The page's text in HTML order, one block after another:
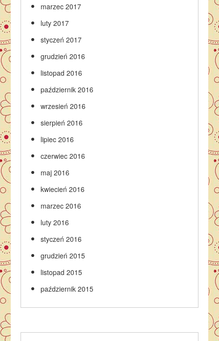
marzec 2017
luty 2017
styczeń 2017
grudzień 2016
listopad 2016
październik 2016
wrzesień 2016
sierpień 2016
lipiec 2016
czerwiec 2016
maj 2016
kwiecień 2016
marzec 2016
luty 2016
styczeń 2016
grudzień 2015
listopad 2015
październik 2015